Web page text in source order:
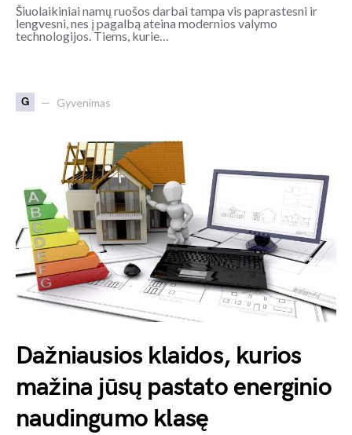
Šiuolaikiniai namų ruošos darbai tampa vis paprastesni ir
lengvesni, nes į pagalbą ateina modernios valymo
technologijos. Tiems, kurie…
G Gyvenimas
Dažniausios klaidos, kurios
mažina jūsų pastato energinio
naudingumo klasę